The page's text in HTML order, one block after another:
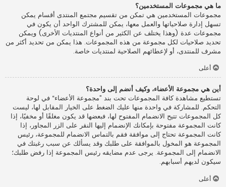
ما هي مجموعات المستخدمين؟
مجموعات المستخدمين هي تمكن من تقسيم مجتمع المنتدى أقسام يمكن
تسهل إدارة صلاحياتها والعمل معها، يمكن للمشترك الواحد أن يكون في
مجموعات عدة (وهذا يختلف عن الكثير من أنواع المنتديات الأخرى) ويمكن
تحديد صلاحيات لكل مجموعة من هذه المجموعات. هذا يمكن من تحديد أكثر من
مشرف للمنتدى، أو لإعطائهم الصلاحية لمنتديات خاصة.
أعلى
أين هي مجموعة الأعضاء، وكيف أنضم إلى واحدة؟
تستطيع مشاهدة كافة المجموعات تحت بند ”مجموعة الأعضاء“ في لوحة
التحكم. للمشاركة في واحدة منها عليك الضغط على الخيار المقابل لها، ليست
كل المجموعات تتيح الانضمام المفتوح لها، فبعضها قد يكون مغلقًا أو مخفيًا، إذا
كانت المجموعة مفتوحة بإمكانك الإنضمام إليها النقر على الزر المجاور، إذا
كانت المجموعة تحتاج إلى موافقة فقم بالتماس الانضمام للمجموعة، رئيس
المجموعة هو المخول بالموافقة على طلبك وقد يسألك عن سبب رغبتك في
الانضمام إلى المجموعة. يرجى عدم مضايقه رئيس المجموعة إذا رفض طلبك؛
سيكون لديهم أسبابهم.
أعلى